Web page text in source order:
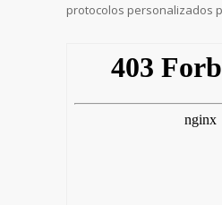
protocolos personalizados